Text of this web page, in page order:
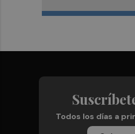
Todos los días a